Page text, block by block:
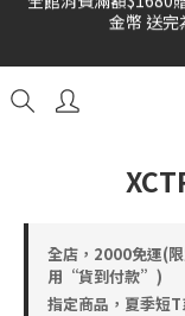
雙倍奉還
金幣 送完
雙倍奉還
全店，2000免運(
用“貨到付款”)
指定商品，夏季短